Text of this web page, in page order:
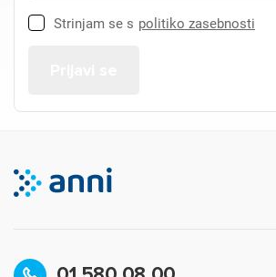
Strinjam se s politiko zasebnosti